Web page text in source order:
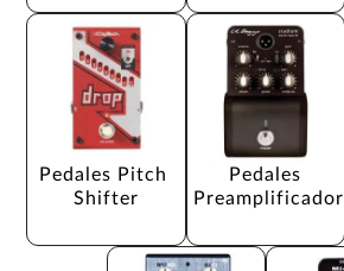
Pedales Pitch
Shifter
Pedales
Preamplificador